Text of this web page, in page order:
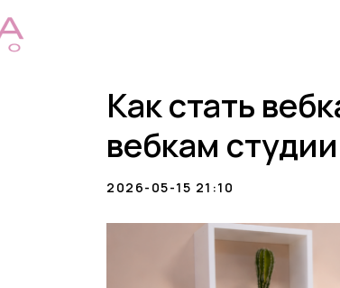
Как стать
вебкам
2026-05-15 21:10